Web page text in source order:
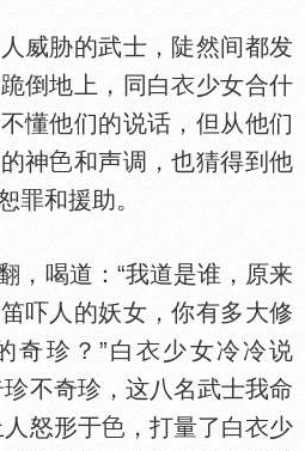
胁的武士，陡然间都发
倒地上，同白
少女合什
懂他们的说话，但从他们
神
和声调，也猜得到他
罪和援助。
喝道：“我道是谁，原来
吓人的妖女，你有多大修
奇珍？”白
少女冷冷说
不奇珍，这八名武士我命
人怒形于 ，打量了白
少